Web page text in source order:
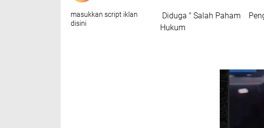
masukkan script iklan
disini
Diduga " Salah Paham
Hukum